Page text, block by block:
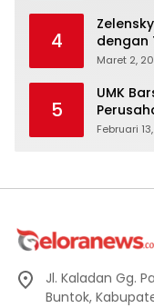
4
dengan
Maret 2,
5
UMK
Februari
Jl. Kaladan Gg.
Buntok,